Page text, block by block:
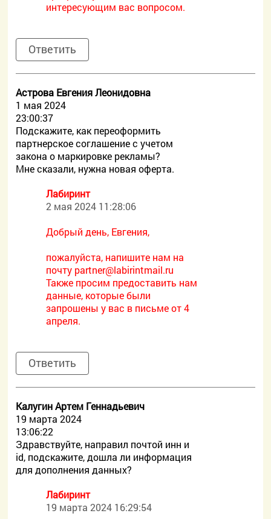
интересующим вас вопросом.
Ответить
Астрова Евгения Леонидовна
1 мая 2024
23:00:37
Подскажите, как переоформить
партнерское соглашение с учетом
закона о маркировке рекламы?
Мне сказали, нужна новая оферта.
Лабиринт
2 мая 2024 11:28:06
Добрый день, Евгения,
пожалуйста, напишите нам на
почту partner@labirintmail.ru
Также просим предоставить нам
данные, которые были
запрошены у вас в письме от 4
апреля.
Ответить
Калугин Артем Геннадьевич
19 марта 2024
13:06:22
Здравствуйте, направил почтой инн и
id, подскажите, дошла ли информация
для дополнения данных?
Лабиринт
19 марта 2024 16:29:54